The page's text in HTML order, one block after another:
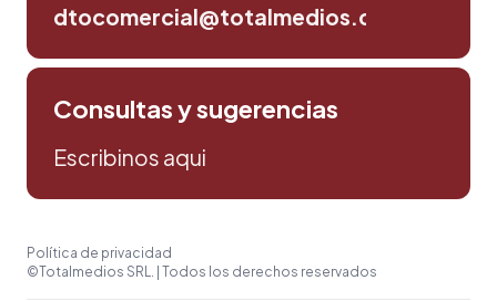
dtocomercial@totalmedios.com
Consultas y sugerencias
Escribinos aqui
Política de privacidad
©Totalmedios SRL. | Todos los derechos reservados